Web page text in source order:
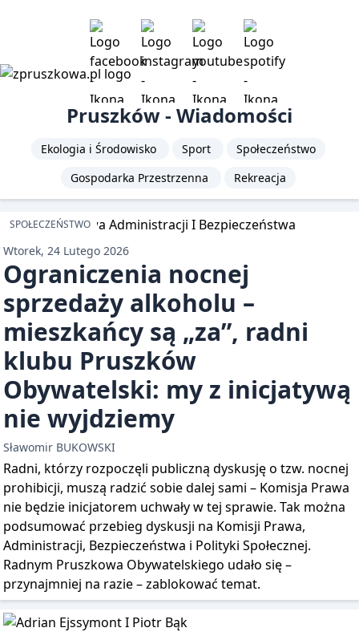
Pruszków - Wiadomości
Ekologia i Środowisko Sport
Społeczeństwo
Gospodarka Przestrzenna
Rekreacja
SPOŁECZEŃSTWO
Wtorek, 24 Lutego 2026
Ograniczenia nocnej
sprzedaży alkoholu –
mieszkańcy są „za”, radni
klubu Pruszków
Obywatelski: my z inicjatywą
nie wyjdziemy
Sławomir BUKOWSKI
Radni, którzy rozpoczęli publiczną dyskusję o tzw. nocnej
prohibicji, muszą radzić sobie dalej sami – Komisja Prawa
nie będzie inicjatorem uchwały w tej sprawie. Tak można
podsumować przebieg dyskusji na Komisji Prawa,
Administracji, Bezpieczeństwa i Polityki Społecznej.
Radnym Pruszkowa Obywatelskiego udało się –
przynajmniej na razie – zablokować temat.